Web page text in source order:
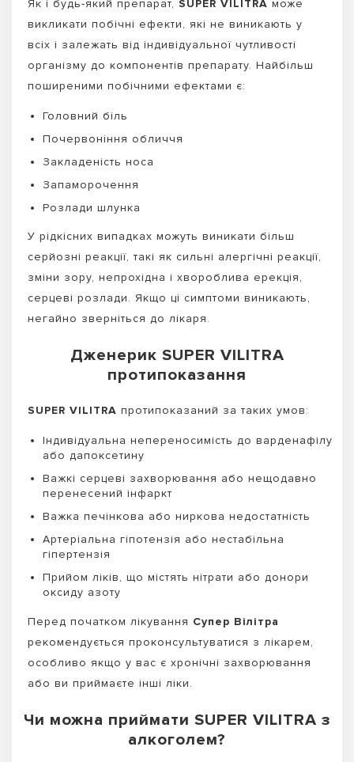
Як і будь-який препарат, SUPER VILITRA може
викликати побічні ефекти, які не виникають у
всіх і залежать від індивідуальної чутливості
організму до компонентів препарату. Найбільш
поширеними побічними ефектами є:
Головний біль
Почервоніння обличчя
Закладеність носа
Запаморочення
Розлади шлунка
У рідкісних випадках можуть виникати більш
серйозні реакції, такі як сильні алергічні реакції,
зміни зору, непрохідна і хвороблива ерекція,
серцеві розлади. Якщо ці симптоми виникають,
негайно зверніться до лікаря.
Дженерик SUPER VILITRA
протипоказання
SUPER VILITRA протипоказаний за таких умов:
Індивідуальна непереносимість до варденафілу
або дапоксетину
Важкі серцеві захворювання або нещодавно
перенесений інфаркт
Важка печінкова або ниркова недостатність
Артеріальна гіпотензія або нестабільна
гіпертензія
Прийом ліків, що містять нітрати або донори
оксиду азоту
Перед початком лікування Супер Вілітра
рекомендується проконсультуватися з лікарем,
особливо якщо у вас є хронічні захворювання
або ви приймаєте інші ліки.
Чи можна приймати SUPER VILITRA з
алкоголем?